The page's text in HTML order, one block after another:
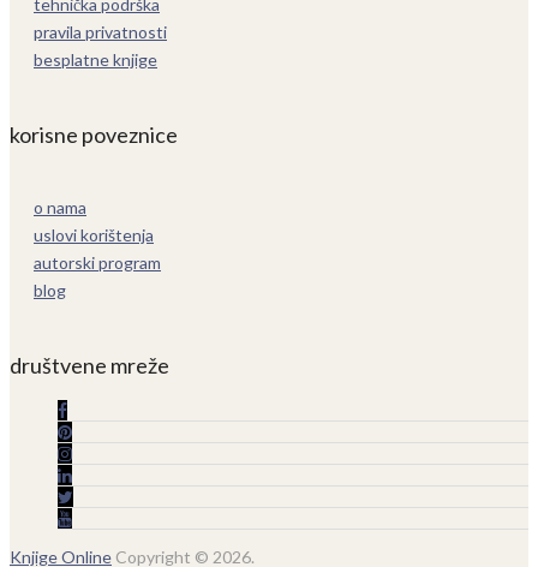
tehnička podrška
pravila privatnosti
besplatne knjige
korisne poveznice
o nama
uslovi korištenja
autorski program
blog
društvene mreže
Knjige Online Copyright © 2026.